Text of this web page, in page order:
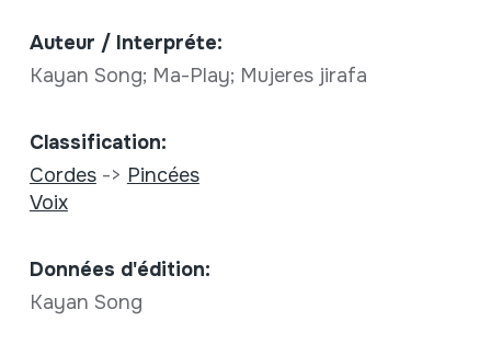
Auteur / Interpréte:
Kayan Song; Ma-Play; Mujeres jirafa
Classification:
Cordes-> Pincées
Voix
Données d'édition:
Kayan Song